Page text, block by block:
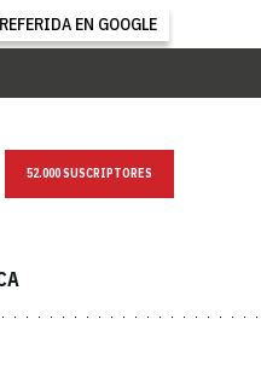
EN GOOGLE
NEWSLETTER